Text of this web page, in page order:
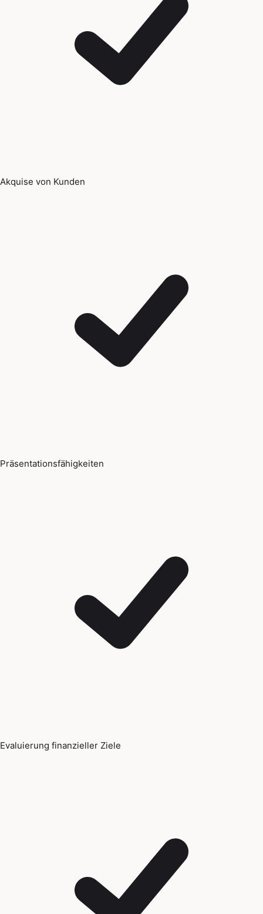
Akquise von Kunden
Präsentationsfähigkeiten
Evaluierung finanzieller Ziele